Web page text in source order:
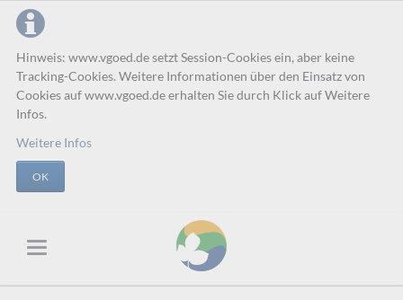
Hinweis: www.vgoed.de setzt Session-Cookies ein, aber keine
Tracking-Cookies. Weitere Informationen über den Einsatz von
Cookies auf www.vgoed.de erhalten Sie durch Klick auf Weitere
Infos.
Weitere Infos
OK